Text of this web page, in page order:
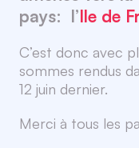
pays: l’Ile de
C’est donc avec
sommes rendus
12 juin dernier.
Merci à tous les